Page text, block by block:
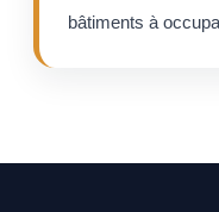
bâtiments à